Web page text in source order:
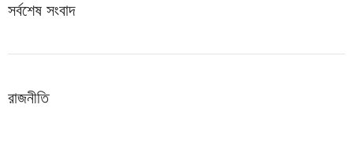
সর্বশেষ সংবাদ
রাজনীতি